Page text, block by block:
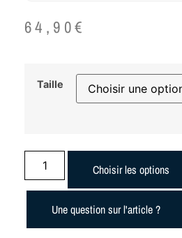
64,90€
Taille
Choisir les options
Une question sur l'article ?